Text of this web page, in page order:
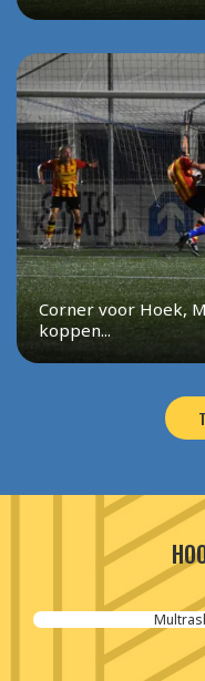
Corner voor Hoek,
koppen...